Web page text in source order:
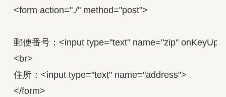
<form action="./" method="post">
郵便番号：<input type="text" name="zip"
<br>
住所：<input type="text" name="address">
</form>